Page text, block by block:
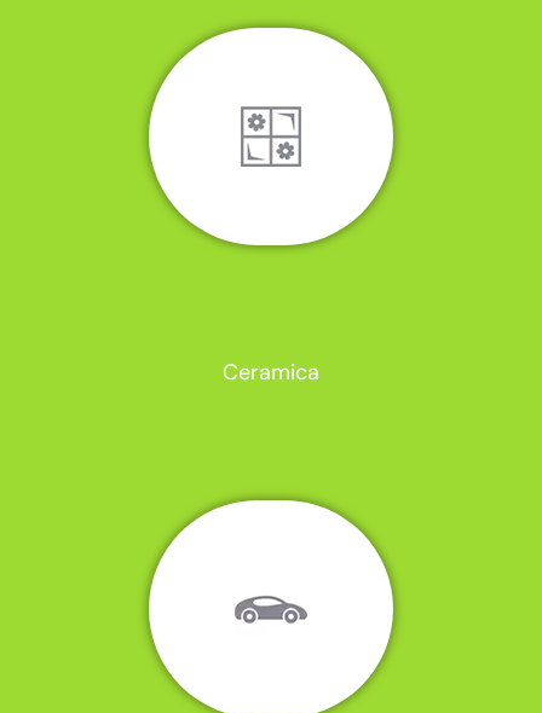
Ceramica